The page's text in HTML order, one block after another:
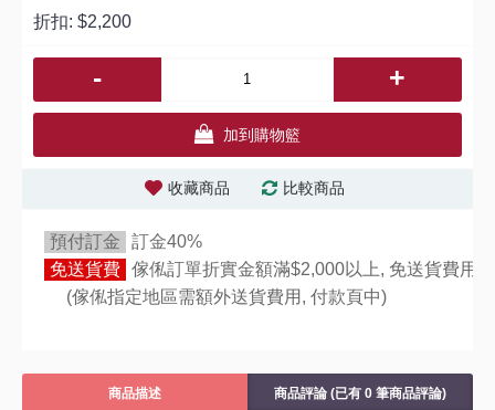
折扣: $2,200
- +
加到購物籃
收藏商品 比較商品
預付訂金
訂金40%
免送貨費 傢俬訂單折實金額滿$2,000以上, 免送貨費用,
(傢俬指定地區需額外送貨費用, 付款頁中)
商品描述 商品評論 (已有 0 筆商品評論)